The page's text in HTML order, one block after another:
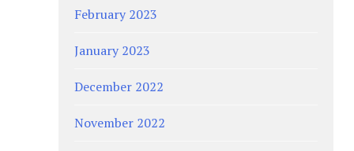
February 2023
January 2023
December 2022
November 2022